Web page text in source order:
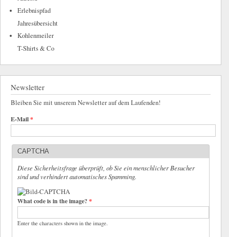
Erlebnispfad
Jahresübersicht
Kohlenmeiler
T-Shirts & Co
Newsletter
Bleiben Sie mit unserem Newsletter auf dem Laufenden!
E-Mail*
CAPTCHA
Diese Sicherheitsfrage überprüft, ob Sie ein menschlicher Besucher
sind und verhindert automatisches Spamming.
What code is in the image?*
Enter the characters shown in the image.